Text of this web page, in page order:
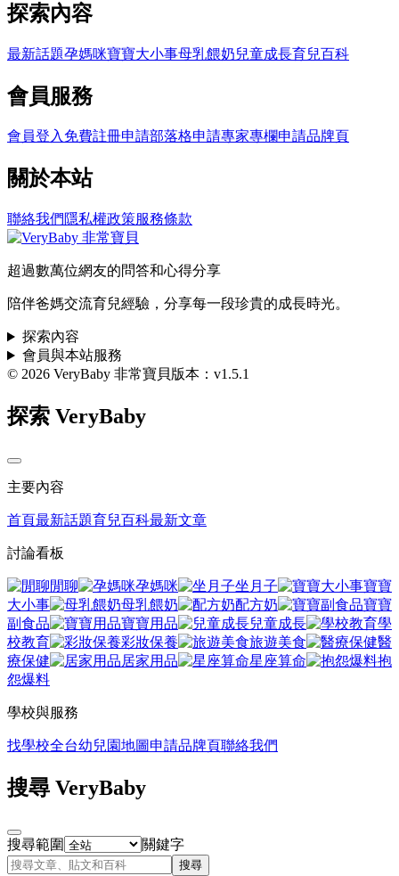
探索內容
最新話題孕媽咪寶寶大小事母乳餵奶兒童成長育兒百科
會員服務
會員登入免費註冊申請部落格申請專家專欄申請品牌頁
關於本站
聯絡我們 隱私權政策服務條款
超過數萬位網友的問答和心得分享
陪伴爸媽交流育兒經驗，分享每一段珍貴的成長時光。
探索內容
會員與本站服務
© 2026 VeryBaby 非常寶貝版本：v1.5.1
探索 VeryBaby
主要內容
首頁最新話題育兒百科最新文章
討論看板
閒聊 孕媽咪 坐月子
寶寶
大小事
母乳餵奶 配方奶
寶寶
副食品
寶寶用品 兒童成長
學
校教育
彩妝保養 旅遊美食
醫
療保健
居家用品 星座算命
抱
怨爆料
學校與服務
找學校全台幼兒園地圖 申請品牌頁聯絡我們
搜尋 VeryBaby
搜尋範圍 關鍵字
搜尋